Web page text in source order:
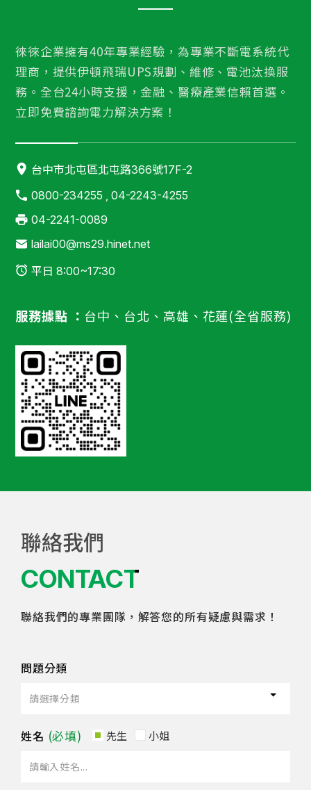
徠徠企業擁有40年專業經驗，為專業不斷電系統代
理商，提供伊頓飛瑞UPS規劃、維修、電池汰換服
務。全台24小時支援，金融、醫療產業信賴首選。
立即免費諮詢電力解決方案！
台中市北屯區北屯路366號17F-2
0800-234255 , 04-2243-4255
04-2241-0089
lailai00@ms29.hinet.net
平日 8:00~17:30
服務據點 ： 台中、台北、高雄、花蓮(全省服務)
聯絡我們
CONTACT
聯絡我們的專業團隊，解答您的所有疑慮與需求！
問題分類
姓名 先生 小姐